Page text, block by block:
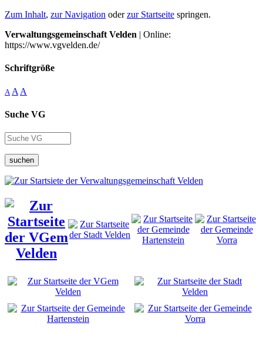
Zum Inhalt, zur Navigation oderzur Startseite springen.
Verwaltungsgemeinschaft Velden | Online:
https://www.vgvelden.de/
Schriftgröße
A A A
Suche VG
suchen